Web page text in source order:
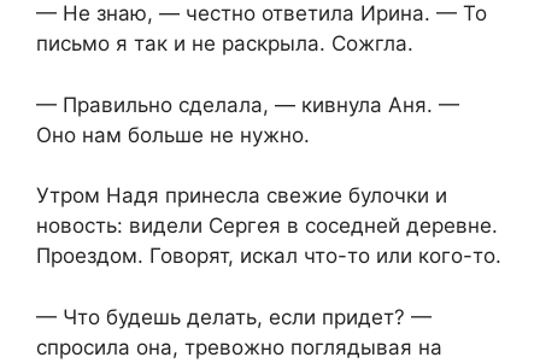
— Не знаю, — честно ответила Ирина. — То
письмо я так и не раскрыла. Сожгла.
— Правильно сделала, — кивнула Аня. —
Оно нам больше не нужно.
Утром Надя принесла свежие булочки и
новость: видели Сергея в соседней деревне.
Проездом. Говорят, искал что-то или кого-то.
— Что будешь делать, если придет? —
спросила она, тревожно поглядывая на